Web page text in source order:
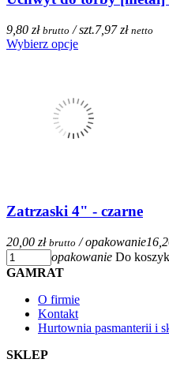
9,80 zł brutto / szt.7,97 zł netto
Wybierz opcje
Zatrzaski 4" - czarne
20,00 zł brutto / opakowanie
opakowanie Do
GAMRAT
O firmie
Kontakt
Hurtownia pasmanterii i
SKLEP